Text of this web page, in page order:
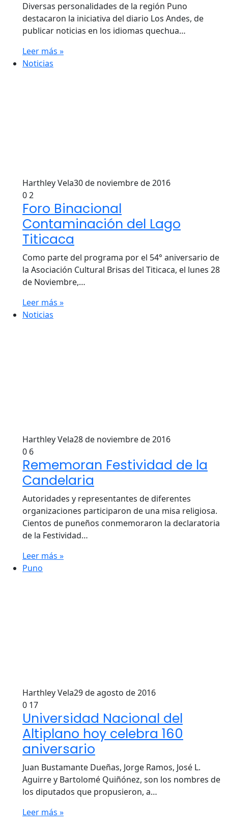
Diversas personalidades de la región Puno
destacaron la iniciativa del diario Los Andes, de
publicar noticias en los idiomas quechua…
Leer más »
Noticias
Harthley Vela30 de noviembre de 2016
02
Foro Binacional
Contaminación del Lago
Titicaca
Como parte del programa por el 54° aniversario de
la Asociación Cultural Brisas del Titicaca, el lunes 28
de Noviembre,…
Leer más »
Noticias
Harthley Vela28 de noviembre de 2016
0 6
Rememoran Festividad de la
Candelaria
Autoridades y representantes de diferentes
organizaciones participaron de una misa religiosa.
Cientos de puneños conmemoraron la declaratoria
de la Festividad…
Leer más »
Puno
Harthley Vela29 de agosto de 2016
0 17
Universidad Nacional del
Altiplano hoy celebra 160
aniversario
Juan Bustamante Dueñas, Jorge Ramos, José L.
Aguirre y Bartolomé Quiñónez, son los nombres de
los diputados que propusieron, a…
Leer más »